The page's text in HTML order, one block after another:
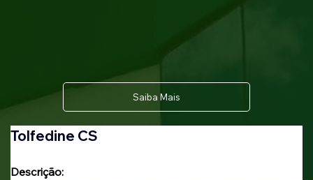
Tolfedine CS
Descrição:
Saiba Mais